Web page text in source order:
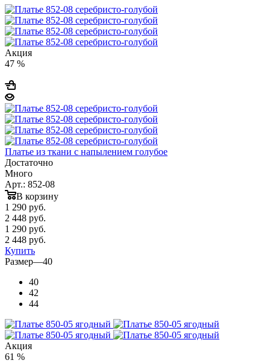
Акция
47 %
Платье из ткани с напылением голубое
Достаточно
Много
Арт.: 852-08
В корзину
1 290 руб.
2 448 руб.
1 290 руб.
2 448 руб.
Купить
Размер—40
40
42
44
Акция
61 %